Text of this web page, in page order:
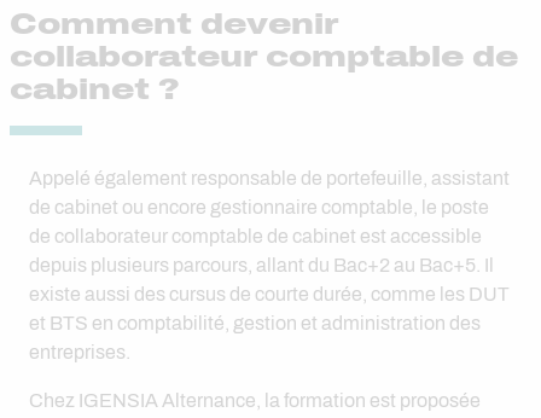
Comment devenir
collaborateur comptable de
cabinet ?
Appelé également responsable de portefeuille, assistant
de cabinet ou encore gestionnaire comptable, le poste
de collaborateur comptable de cabinet est accessible
depuis plusieurs parcours, allant du Bac+2 au Bac+5. Il
existe aussi des cursus de courte durée, comme les DUT
et BTS en comptabilité, gestion et administration des
entreprises.
Chez IGENSIA Alternance, la formation est proposée